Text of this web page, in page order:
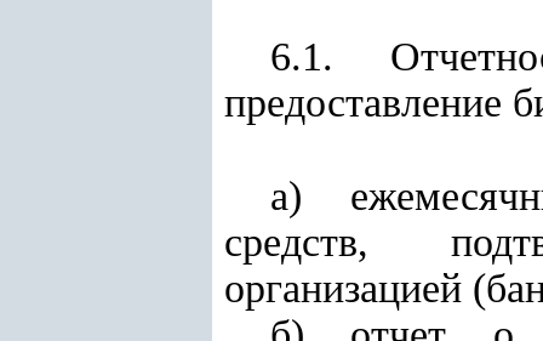
6.1.
предоставление
а)
средств,
организацией